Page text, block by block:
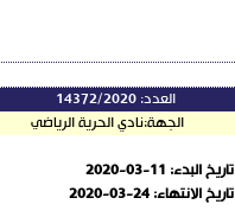
العدد:
الجهة:نادي الحرية الرياضي
تاريخ البدء: 2020-03-11
تاريخ الانتهاء:2020-03-24